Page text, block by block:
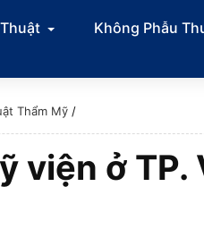
Không Phẫu
Thẩm Mỹ /
viện ở